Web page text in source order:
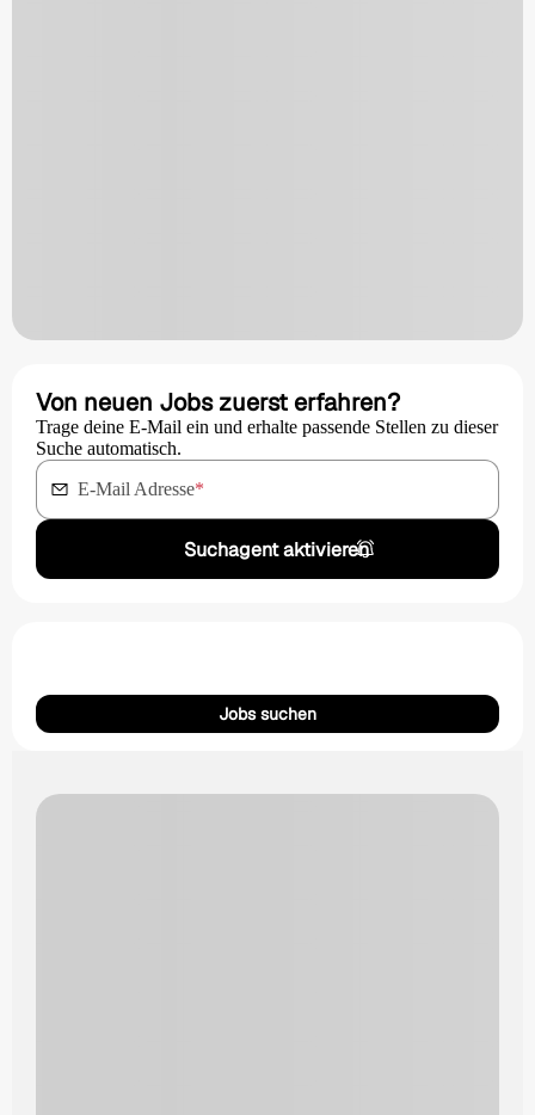
Von neuen Jobs zuerst erfahren?
Trage deine E-Mail ein und erhalte passende Stellen zu dieser
Suche automatisch.
E-Mail Adresse*
Suchagent aktivieren
Jobs suchen